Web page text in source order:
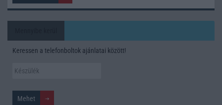
Keressen a telefonboltok ajánlatai között!